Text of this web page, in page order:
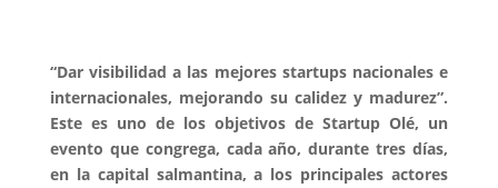
“Dar visibilidad a las mejores startups nacionales e
internacionales, mejorando su calidez y madurez”.
Este es uno de los objetivos de Startup Olé, un
evento que congrega, cada año, durante tres días,
en la capital salmantina, a los principales actores